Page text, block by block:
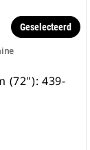
graafmachines op
op wielen.
Geselecteerd
(72"): 439-